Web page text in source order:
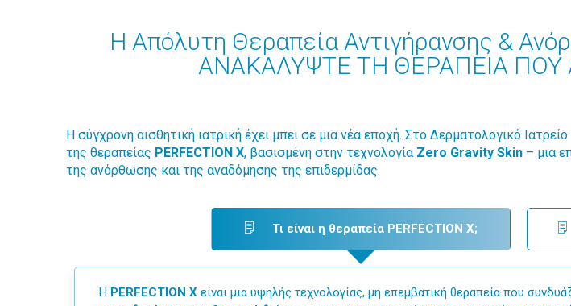
Η Απόλυτη Θεραπεία Αντιγήρανσης &
ΑΝΑΚΑΛΥΨΤΕ ΤΗ ΘΕΡΑΠΕΙΑ ΠΟΥ
Η σύγχρονη αισθητική ιατρική έχει μπει σε μια νέα εποχή. Στο Δερματολογικό Ιατρείο
της θεραπείας PERFECTION X, βασισμένη στην τεχνολογία Zero Gravity Skin – μια
της ανόρθωσης και της αναδόμησης της επιδερμίδας.
Τι είναι η θεραπεία PERFECTION X;
Η PERFECTION X είναι μια υψηλής τεχνολογίας, μη επεμβατική θεραπεία που